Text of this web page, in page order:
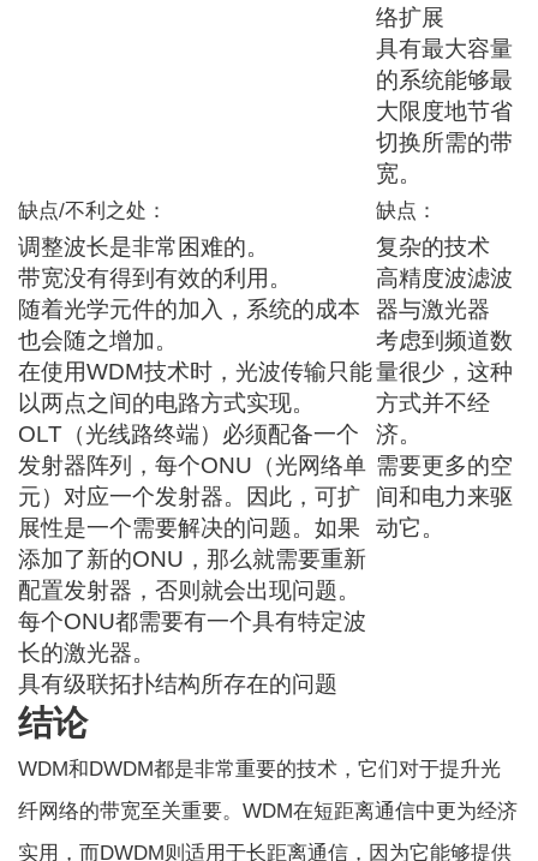
络扩展
具有最大容量
的系统能够最
大限度地节省
切换所需的带
宽。
缺点/不利之处：
调整波长是非常困难的。
带宽没有得到有效的利用。
随着光学元件的加入，系统的成本
也会随之增加。
在使用WDM技术时，光波传输只能
以两点之间的电路方式实现。
OLT（光线路终端）必须配备一个
发射器阵列，每个ONU（光网络单
元）对应一个发射器。因此，可扩
展性是一个需要解决的问题。如果
添加了新的ONU，那么就需要重新
配置发射器，否则就会出现问题。
每个ONU都需要有一个具有特定波
长的激光器。
具有级联拓扑结构所存在的问题
缺点：
复杂的技术
高精度波滤波
器与激光器
考虑到频道数
量很少，这种
方式并不经
济。
需要更多的空
间和电力来驱
动它。
结论
WDM和DWDM都是非常重要的技术，它们对于提升光
纤网络的带宽至关重要。WDM在短距离通信中更为经济
实用，而DWDM则适用于长距离通信，因为它能够提供